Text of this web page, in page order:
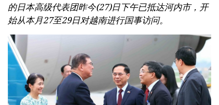
的日本高级代表团昨今(27)日下午已抵达河内市，开
始从本月27至29日对越南进行国事访问。